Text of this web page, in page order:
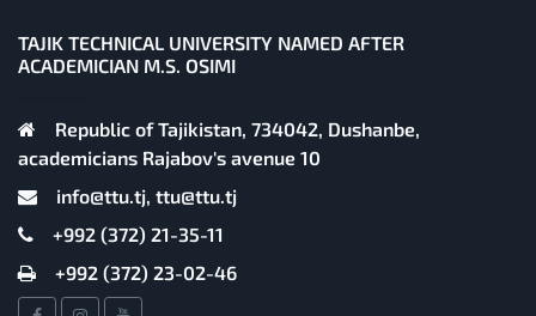
TAJIK TECHNICAL UNIVERSITY NAMED AFTER
ACADEMICIAN M.S. OSIMI
Republic of Tajikistan, 734042, Dushanbe,
academicians Rajabov's avenue 10
info@ttu.tj, ttu@ttu.tj
+992 (372) 21-35-11
+992 (372) 23-02-46